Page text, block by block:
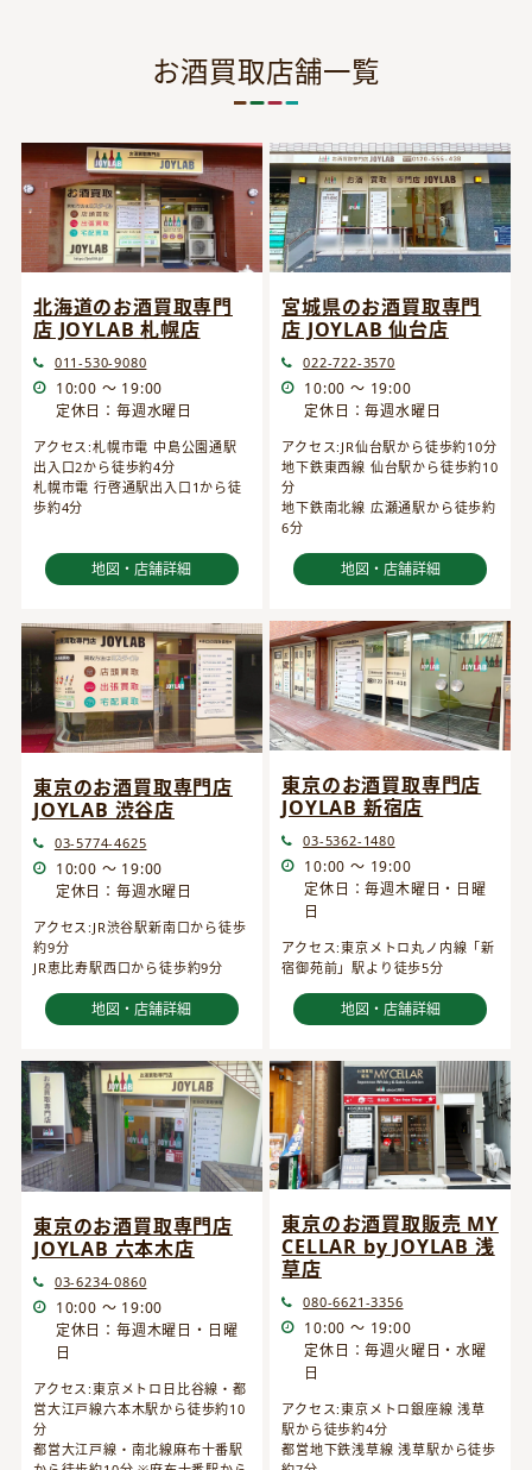
お酒買取店舗一覧
北海道のお酒買取専門
店 JOYLAB 札幌店
011-530-9080
10:00 ～ 19:00
定休日：毎週水曜日
アクセス:札幌市電 中島公園通駅
出入口2から徒歩約4分
札幌市電 行啓通駅出入口1から徒
歩約4分
地図・店舗詳細
宮城県のお酒買取専門
店 JOYLAB 仙台店
022-722-3570
10:00 ～ 19:00
定休日：毎週水曜日
アクセス:JR仙台駅から徒歩約10分
地下鉄東西線 仙台駅から徒歩約10
分
地下鉄南北線 広瀬通駅から徒歩約
6分
地図・店舗詳細
東京のお酒買取専門店
JOYLAB 渋谷店
03-5774-4625
10:00 ～ 19:00
定休日：毎週水曜日
アクセス:JR渋谷駅新南口から徒歩
約9分
JR恵比寿駅西口から徒歩約9分
地図・店舗詳細
東京のお酒買取専門店
JOYLAB 新宿店
03-5362-1480
10:00 ～ 19:00
定休日：毎週木曜日・日曜
日
アクセス:東京メトロ丸ノ内線「新
宿御苑前」駅より徒歩5分
地図・店舗詳細
東京のお酒買取専門店
JOYLAB 六本木店
03-6234-0860
10:00 ～ 19:00
定休日：毎週木曜日・日曜
日
アクセス:東京メトロ日比谷線・都
営大江戸線六本木駅から徒歩約10
分
都営大江戸線・南北線麻布十番駅
東京のお酒買取販売 MY
CELLAR by JOYLAB 浅
草店
080-6621-3356
10:00 ～ 19:00
定休日：毎週火曜日・水曜
日
アクセス:東京メトロ銀座線 浅草
駅から徒歩約4分
都営地下鉄浅草線 浅草駅から徒歩